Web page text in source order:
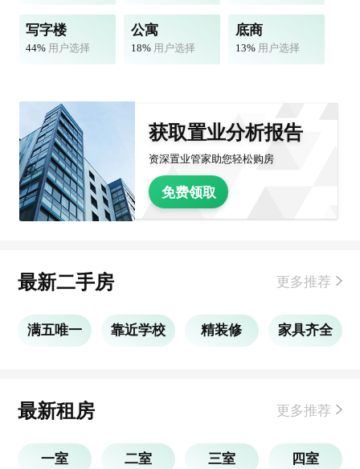
写字楼
44% 用户选择
公寓
18% 用户选择
底商
13% 用户选择
获取置业分析报告
资深置业管家助您轻松购房
免费领取
最新二手房 更多推荐
满五唯一 靠近学校 精装修 家具齐全
最新租房 更多推荐
一室 二室 三室 四室